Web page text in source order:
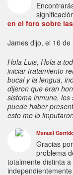
en el foro sobre
James dijo, el 16
Hola Luis, Hola a
iniciar tratamiento
bucal y la lengua,
dijeron que eran
sistema inmune,
puede haber
esto me lo
Manuel
Gracias
problema
totalmente distinta